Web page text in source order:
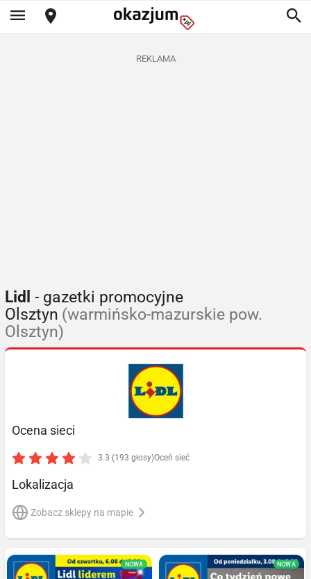
REKLAMA
Lidl - gazetki promocyjne
Olsztyn (warmińsko-mazurskie pow.
Olsztyn)
Ocena sieci
3.3 (193 głosy)Oceń sieć
Lokalizacja
Zobacz sklepy na mapie
NOWA NOWA